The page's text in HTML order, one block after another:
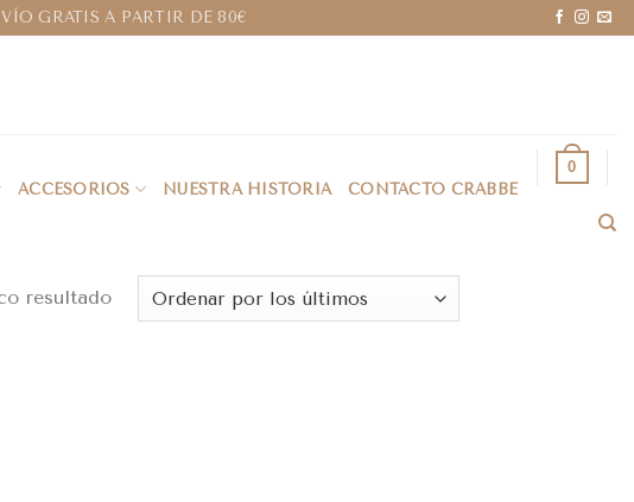
GRATIS A PARTIR DE 80€
ACCESORIOS NUESTRA HISTORIA CONTACTO CRABBE
0
resultado